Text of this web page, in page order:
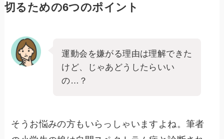
切るための6つのポイント
運動会を嫌がる理由は理解できた
けど、じゃあどうしたらいい
の…？
そうお悩みの方もいらっしゃいますよね。筆者